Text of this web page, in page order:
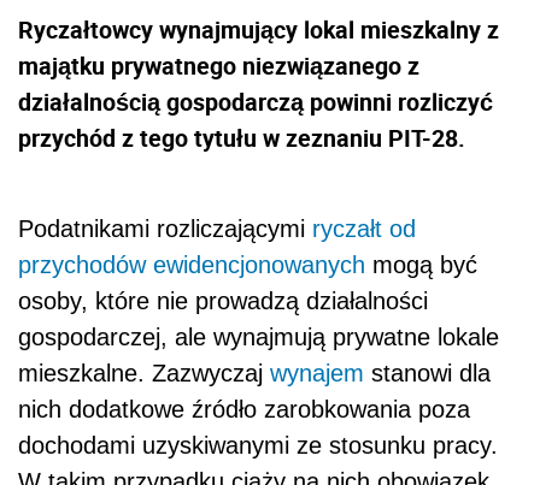
Ryczałtowcy wynajmujący lokal mieszkalny z
majątku prywatnego niezwiązanego z
działalnością gospodarczą powinni rozliczyć
przychód z tego tytułu w zeznaniu PIT-28.
Podatnikami rozliczającymi ryczałt od
przychodów ewidencjonowanych mogą być
osoby, które nie prowadzą działalności
gospodarczej, ale wynajmują prywatne lokale
mieszkalne. Zazwyczaj wynajem stanowi dla
nich dodatkowe źródło zarobkowania poza
dochodami uzyskiwanymi ze stosunku pracy.